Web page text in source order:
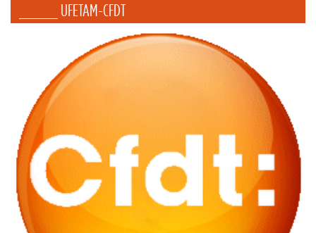
_____ UFETAM-CFDT